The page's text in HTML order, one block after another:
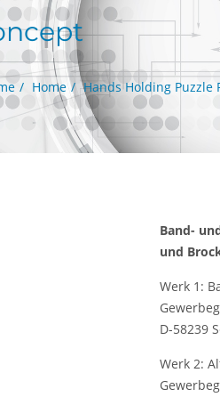
Home Hands Holding Puzzle
Band-
und
Werk 1:
D-58239
Werk 2: